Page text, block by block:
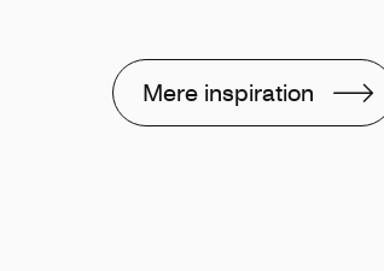
Mere inspiration